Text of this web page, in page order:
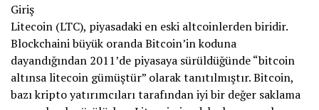
Giriş
Litecoin (LTC), piyasadaki en eski altcoinlerden biridir.
Blockchaini büyük oranda Bitcoin’in koduna
dayandığından 2011’de piyasaya sürüldüğünde “bitcoin
altınsa litecoin gümüştür” olarak tanıtılmıştır. Bitcoin,
bazı kripto yatırımcıları tarafından iyi bir değer saklama